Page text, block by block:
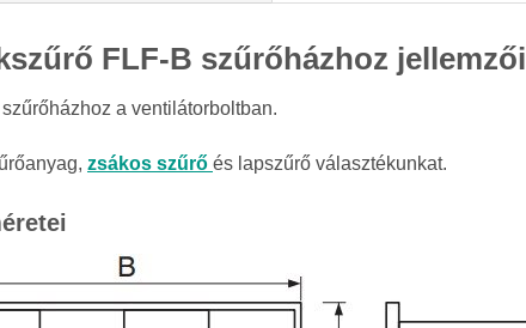
FLF-B szűrőházhoz jellemzői
a ventilátorboltban.
zsákos szűrő és lapszűrő választékunkat.